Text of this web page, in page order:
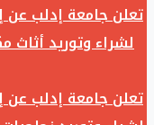
تعلن جامعة إدلب عن
لشراء وتوريد أثاث
تعلن جامعة إدلب عن